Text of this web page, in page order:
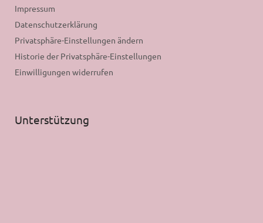
Impressum
Datenschutzerklärung
Privatsphäre-Einstellungen ändern
Historie der Privatsphäre-Einstellungen
Einwilligungen widerrufen
Unterstützung